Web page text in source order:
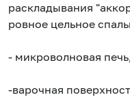
раскладывания
ровное цельное
- микроволновая
-варочная